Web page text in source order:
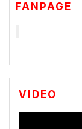
FANPAGE
VIDEO